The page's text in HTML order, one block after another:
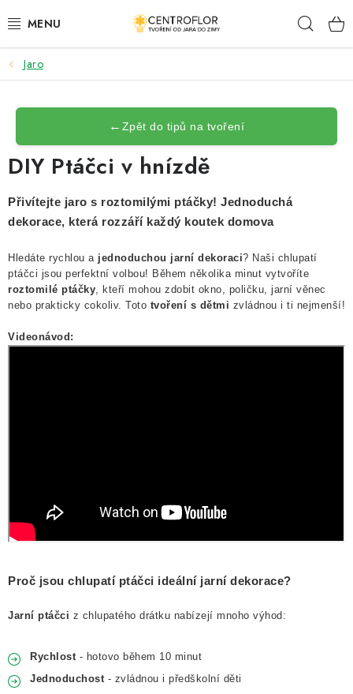
na
SEZÓNNÍ TVOŘENÍ
DŘEVĚNÉ VÝROBKY
MEDAILE
VŠE PRO TVOŘENÍ
KVĚTINY A LISTY
SVATBA
Moje objednávka
Jaro
← Zpět do tipů na tvoření
DIY Ptáčci v hnízdě
Přivítejte jaro s roztomilými ptáčky! Jednoduchá
dekorace, která rozzáří každý koutek domova
Hledáte rychlou a jednoduchou jarní dekoraci? Naši chlupatí
ptáčci jsou perfektní volbou! Během několika minut vytvoříte
roztomilé ptáčky, kteří mohou zdobit okno, poličku, jarní věnec
nebo prakticky cokoliv. Toto tvoření s dětmi zvládnou i ti nejmenší!
Videonávod:
Proč jsou chlupatí ptáčci ideální jarní dekorace?
Jarní ptáčci z chlupatého drátku nabízejí mnoho výhod:
Rychlost- hotovo během 10 minut
Jednoduchost- zvládnou i předškolní děti